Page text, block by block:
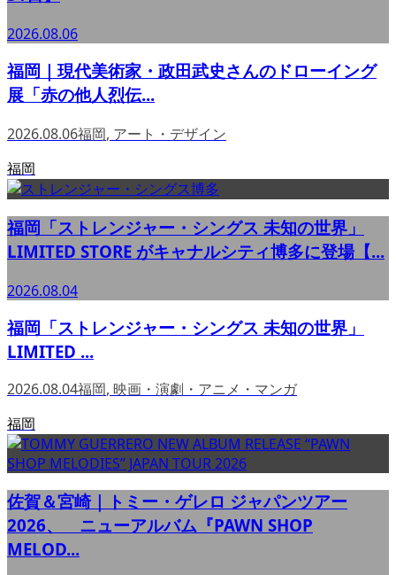
2026.08.06
福岡｜現代美術家・政田武史さんのドローイング
展「赤の他人烈伝...
2026.08.06福岡, アート・デザイン
福岡
福岡「ストレンジャー・シングス 未知の世界」
LIMITED STORE がキャナルシティ博多に登場【...
2026.08.04
福岡「ストレンジャー・シングス 未知の世界」
LIMITED ...
2026.08.04福岡, 映画・演劇・アニメ・マンガ
福岡
佐賀＆宮崎｜トミー・ゲレロ ジャパンツアー
2026、 ニューアルバム『PAWN SHOP
MELOD...